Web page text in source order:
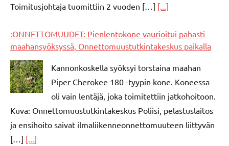
Toimitusjohtaja tuomittiin 2 vuoden […] [...]
:ONNETTOMUUDET: Pienlentokone vaurioitui pahasti
maahansyöksyssä, Onnettomuustutkintakeskus paikalla
Kannonkoskella syöksyi torstaina maahan
Piper Cherokee 180 -tyypin kone. Koneessa
oli vain lentäjä, joka toimitettiin jatkohoitoon.
Kuva: Onnettomuustutkintakeskus Poliisi, pelastuslaitos
ja ensihoito saivat ilmaliikenneonnettomuuteen liittyvän
[…] [...]